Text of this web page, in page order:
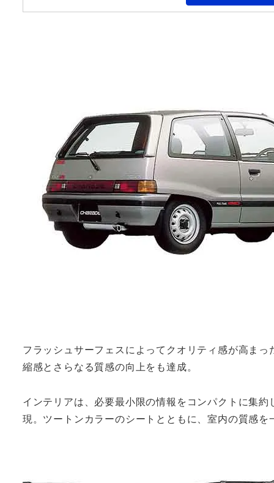
フラッシュサーフェスによってクオリティ感が高ま
縮感とさらなる質感の向上をも達成。
インテリアは、必要最小限の情報をコンパクトに集
現。ツートンカラーのシートとともに、室内の質感